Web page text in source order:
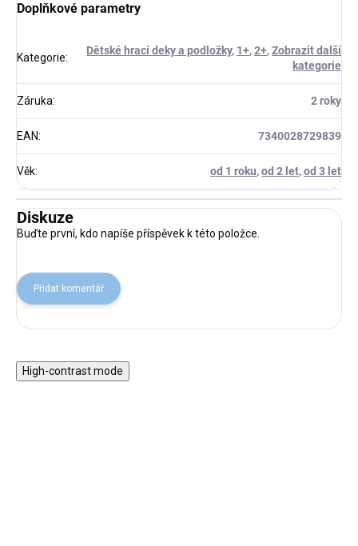
Doplňkové parametry
Kategorie:
Dětské hrací deky a podložky, 1+,2+,Zobrazit další
kategorie
Záruka: 2 roky
EAN: 7340028729839
Věk: od 1 roku,od 2 let,od 3 let
Diskuze
Buďte první, kdo napíše příspěvek k této položce.
Přidat komentář
High-contrast mode